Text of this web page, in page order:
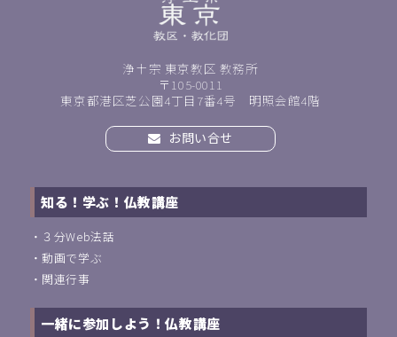
浄土宗 東京教区 教務所
〒105-0011
東京都港区芝公園4丁目7番4号 明照会館4階
お問い合せ
知る！学ぶ！仏教講座
・ ３分Web法話
・動画で学ぶ
・ 関連行事
一緒に参加しよう！仏教講座